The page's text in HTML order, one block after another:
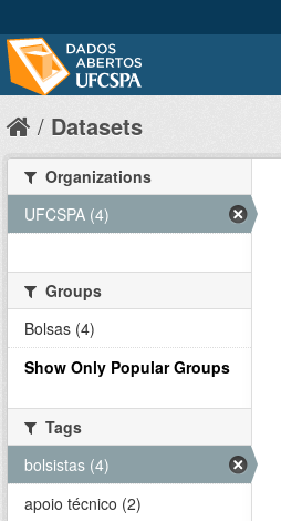
Datasets
Organizations
UFCSPA (4)
Groups
Bolsas (4)
Show Only Popular Groups
Tags
bolsistas (4)
apoio técnico (2)